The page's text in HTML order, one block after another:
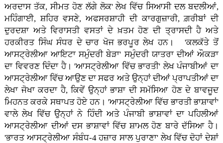
ਅਰਦਾਸ ਤੱਕ, ਸੀਮਤ ਹੋਣ ਲੱਗੇ ਲੋਕ' ਲੇਖ ਵਿੱਚ ਸਿਆਸੀ ਦਲ ਬਦਲੀਆਂ,
ਮਹਿੰਗਾਈ, ਸ਼ਹਿਰ ਵਸਣੇ, ਅਫਸਰਸ਼ਾਹੀ ਦੀ ਕਾਰਗੁਜ਼ਾਰੀ, ਗ਼ਰੀਬਾਂ ਦੀ
ਦੁਰਦਸ਼ਾ ਅਤੇ ਵਿਰਾਸਤੀ ਵਸਤਾਂ ਦੇ ਖ਼ਤਮ ਹੋਣ ਦੀ ਤ੍ਰਾਸਦੀ ਹੈ ਅਤੇ
ਹਰਕੀਰਤ ਸਿੰਘ ਸੰਧਰ ਦੇ ਚਾਰ ਖੋਜ ਭਰਪੂਰ ਲੇਖ ਹਨ। 'ਕਲਕੱਤੇ ਤੋਂ
ਆਸਟ੍ਰੇਲੀਆ ਆਇਟਾ ਸਮੁੰਦਰੀ ਬੇੜਾ' ਸਮੁੰਦਰੀ ਯਾਤਰਾ ਦੀਆਂ ਔਕੜਾ
ਦਾ ਵਿਵਰਣ ਦਿੰਦਾ ਹੈ। 'ਆਸਟ੍ਰੇਲੀਆ ਵਿੱਚ ਭਾਰਤੀ' ਲੇਖ ਪੰਜਾਬੀਆਂ ਦਾ
ਆਸਟ੍ਰੇਲੀਆ ਵਿੱਚ ਆਉਣ ਦਾ ਸਫਰ ਅਤੇ ਉਨ੍ਹਾਂ ਦੀਆਂ ਪ੍ਰਾਪਤੀਆਂ ਦਾ
ਲੇਖਾ ਜੋਖਾ ਕਰਦਾ ਹੈ, ਕਿਵੇਂ ਉਨ੍ਹਾਂ ਭਾਸ਼ਾ ਦੀ ਸਮੱਸਿਆ ਹੋਣ ਦੇ ਬਾਵਜੂਦ
ਮਿਹਨਤ ਕਰਕੇ ਸਥਾਪਤ ਹੋਏ ਹਨ। 'ਆਸਟ੍ਰੇਲੀਆ ਵਿੱਚ ਭਾਰਤੀ ਭਾਸ਼ਾਵਾਂ'
ਵਾਲੇ ਲੇਖ ਵਿੱਚ ਉਨ੍ਹਾਂ ਨੇ ਹਿੰਦੀ ਅਤੇ ਪੰਜਾਬੀ ਭਾਸ਼ਾਵਾਂ ਦਾ ਪਹਿਲੀਆਂ
ਆਸਟ੍ਰੇਲੀਆ ਦੀਆਂ ਦਸ ਭਾਸ਼ਾਵਾਂ ਵਿੱਚ ਸ਼ਾਮਲ ਹੋਣ ਬਾਰੇ ਦੱਸਿਆ ਹੈ।
'ਭਾਰਤ ਆਸਟ੍ਰੇਲੀਆ ਸੰਬੰਧ-4 ਹਜ਼ਾਰ ਸਾਲ ਪੁਰਾਣਾ' ਲੇਖ ਵਿੱਚ ਦੋਹਾਂ ਦੇਸ਼ਾਂ